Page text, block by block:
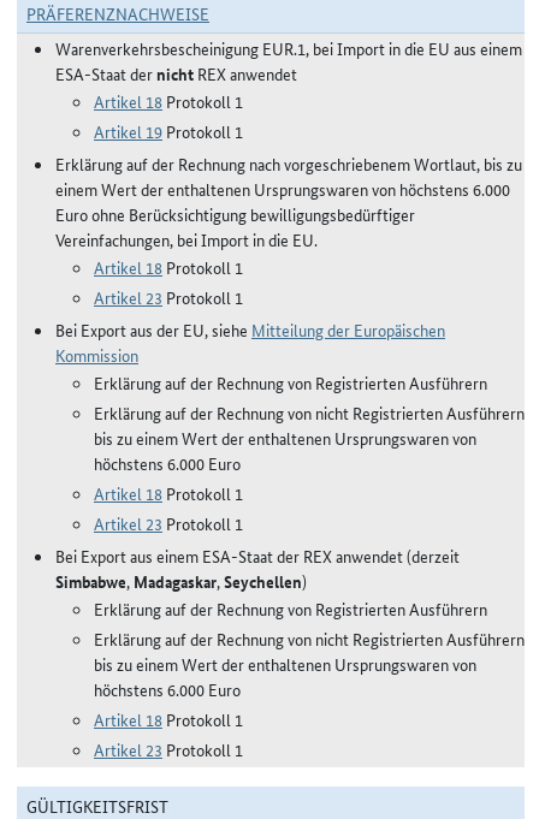
PRÄFERENZNACHWEISE
Warenverkehrsbescheinigung EUR.1, bei Import in die EU aus einem
ESA-Staat der nicht REX anwendet
Artikel 18 Protokoll 1
Artikel 19 Protokoll 1
Erklärung auf der Rechnung nach vorgeschriebenem Wortlaut, bis zu
einem Wert der enthaltenen Ursprungswaren von höchstens 6.000
Euro ohne Berücksichtigung bewilligungsbedürftiger
Vereinfachungen, bei Import in die EU.
Artikel 18 Protokoll 1
Artikel 23 Protokoll 1
Bei Export aus der EU, siehe Mitteilung der Europäischen
Kommission
Erklärung auf der Rechnung von Registrierten Ausführern
Erklärung auf der Rechnung von nicht Registrierten Ausführern
bis zu einem Wert der enthaltenen Ursprungswaren von
höchstens 6.000 Euro
Artikel 18 Protokoll 1
Artikel 23 Protokoll 1
Bei Export aus einem ESA-Staat der REX anwendet (derzeit
Simbabwe, Madagaskar,Seychellen)
Erklärung auf der Rechnung von Registrierten Ausführern
Erklärung auf der Rechnung von nicht Registrierten Ausführern
bis zu einem Wert der enthaltenen Ursprungswaren von
höchstens 6.000 Euro
Artikel 18 Protokoll 1
Artikel 23 Protokoll 1
GÜLTIGKEITSFRIST